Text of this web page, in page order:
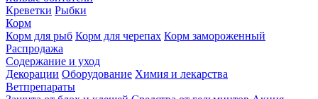
Креветки Рыбки
Корм
Корм для рыб Корм для черепах Корм замороженный
Распродажа
Содержание и уход
Декорации Оборудование Химия и лекарства
Ветпрепараты